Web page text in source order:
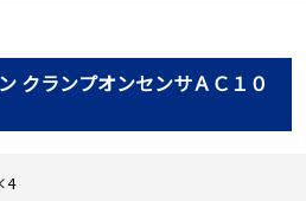
クランプオンセンサＡＣ１０